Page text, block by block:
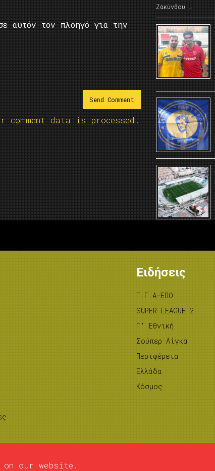
αυτόν τον πλοηγό για την
comment data is processed.
Ζακύνθου …
Ειδήσεις
Γ.Γ.Α-ΕΠΟ
SUPER LEAGUE 2
Γ’ Εθνική
Σούπερ Λίγκα
Περιφέρεια
Ελλάδα
Κόσμος
our website.